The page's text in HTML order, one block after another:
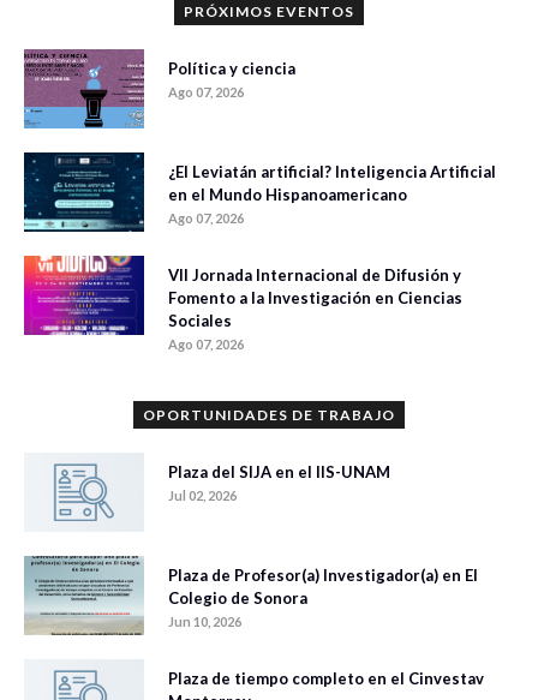
PRÓXIMOS EVENTOS
Política y ciencia
Ago 07, 2026
¿El Leviatán artificial? Inteligencia Artificial
en el Mundo Hispanoamericano
Ago 07, 2026
VII Jornada Internacional de Difusión y
Fomento a la Investigación en Ciencias
Sociales
Ago 07, 2026
OPORTUNIDADES DE TRABAJO
Plaza del SIJA en el IIS-UNAM
Jul 02, 2026
Plaza de Profesor(a) Investigador(a) en El
Colegio de Sonora
Jun 10, 2026
Plaza de tiempo completo en el Cinvestav